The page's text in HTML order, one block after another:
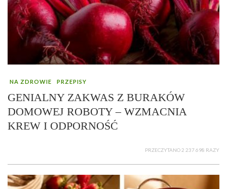
NA ZDROWIE PRZEPISY
GENIALNY ZAKWAS Z BURAKÓW
DOMOWEJ ROBOTY – WZMACNIA
KREW I ODPORNOŚĆ
PRZECZYTANO 2 237 698 RAZY